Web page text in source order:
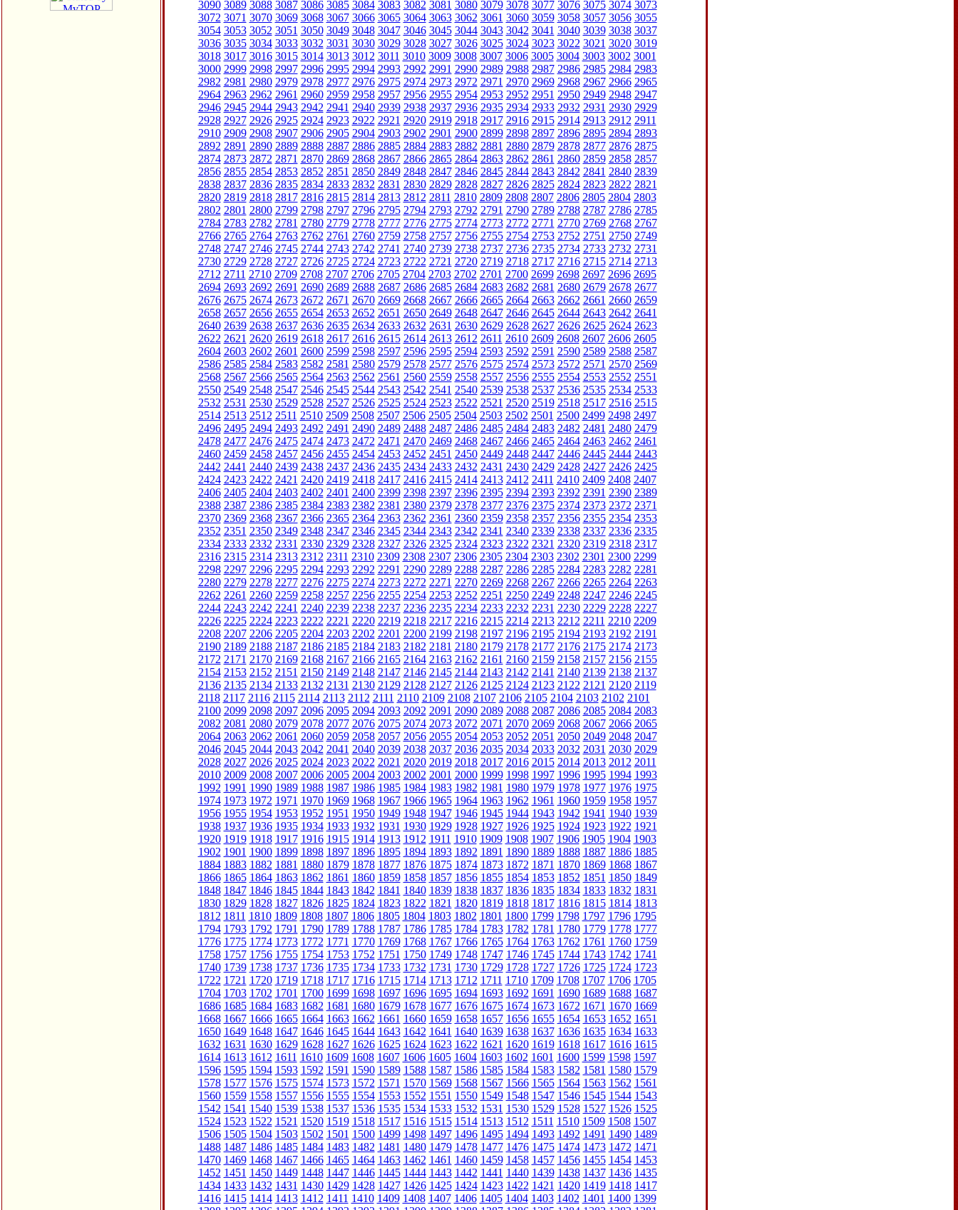
3090 3089 3088 3087 3086 3085 3084 3083 3082 3081 3080 3079 3078 3077 3076 3075 3074 3073
3072 3071 3070 3069 3068 3067 3066 3065 3064 3063 3062 3061 3060 3059 3058 3057 3056 3055
3054 3053 3052 3051 3050 3049 3048 3047 3046 3045 3044 3043 3042 3041 3040 3039 3038 3037
3036 3035 3034 3033 3032 3031 3030 3029 3028 3027 3026 3025 3024 3023 3022 3021 3020 3019
3018 3017 3016 3015 3014 3013 3012 3011 3010 3009 3008 3007 3006 3005 3004 3003 3002 3001
3000 2999 2998 2997 2996 2995 2994 2993 2992 2991 2990 2989 2988 2987 2986 2985 2984 2983
2982 2981 2980 2979 2978 2977 2976 2975 2974 2973 2972 2971 2970 2969 2968 2967 2966 2965
2964 2963 2962 2961 2960 2959 2958 2957 2956 2955 2954 2953 2952 2951 2950 2949 2948 2947
2946 2945 2944 2943 2942 2941 2940 2939 2938 2937 2936 2935 2934 2933 2932 2931 2930 2929
2928 2927 2926 2925 2924 2923 2922 2921 2920 2919 2918 2917 2916 2915 2914 2913 2912 2911
2910 2909 2908 2907 2906 2905 2904 2903 2902 2901 2900 2899 2898 2897 2896 2895 2894 2893
2892 2891 2890 2889 2888 2887 2886 2885 2884 2883 2882 2881 2880 2879 2878 2877 2876 2875
2874 2873 2872 2871 2870 2869 2868 2867 2866 2865 2864 2863 2862 2861 2860 2859 2858 2857
2856 2855 2854 2853 2852 2851 2850 2849 2848 2847 2846 2845 2844 2843 2842 2841 2840 2839
2838 2837 2836 2835 2834 2833 2832 2831 2830 2829 2828 2827 2826 2825 2824 2823 2822 2821
2820 2819 2818 2817 2816 2815 2814 2813 2812 2811 2810 2809 2808 2807 2806 2805 2804 2803
2802 2801 2800 2799 2798 2797 2796 2795 2794 2793 2792 2791 2790 2789 2788 2787 2786 2785
2784 2783 2782 2781 2780 2779 2778 2777 2776 2775 2774 2773 2772 2771 2770 2769 2768 2767
2766 2765 2764 2763 2762 2761 2760 2759 2758 2757 2756 2755 2754 2753 2752 2751 2750 2749
2748 2747 2746 2745 2744 2743 2742 2741 2740 2739 2738 2737 2736 2735 2734 2733 2732 2731
2730 2729 2728 2727 2726 2725 2724 2723 2722 2721 2720 2719 2718 2717 2716 2715 2714 2713
2712 2711 2710 2709 2708 2707 2706 2705 2704 2703 2702 2701 2700 2699 2698 2697 2696 2695
2694 2693 2692 2691 2690 2689 2688 2687 2686 2685 2684 2683 2682 2681 2680 2679 2678 2677
2676 2675 2674 2673 2672 2671 2670 2669 2668 2667 2666 2665 2664 2663 2662 2661 2660 2659
2658 2657 2656 2655 2654 2653 2652 2651 2650 2649 2648 2647 2646 2645 2644 2643 2642 2641
2640 2639 2638 2637 2636 2635 2634 2633 2632 2631 2630 2629 2628 2627 2626 2625 2624 2623
2622 2621 2620 2619 2618 2617 2616 2615 2614 2613 2612 2611 2610 2609 2608 2607 2606 2605
2604 2603 2602 2601 2600 2599 2598 2597 2596 2595 2594 2593 2592 2591 2590 2589 2588 2587
2586 2585 2584 2583 2582 2581 2580 2579 2578 2577 2576 2575 2574 2573 2572 2571 2570 2569
2568 2567 2566 2565 2564 2563 2562 2561 2560 2559 2558 2557 2556 2555 2554 2553 2552 2551
2550 2549 2548 2547 2546 2545 2544 2543 2542 2541 2540 2539 2538 2537 2536 2535 2534 2533
2532 2531 2530 2529 2528 2527 2526 2525 2524 2523 2522 2521 2520 2519 2518 2517 2516 2515
2514 2513 2512 2511 2510 2509 2508 2507 2506 2505 2504 2503 2502 2501 2500 2499 2498 2497
2496 2495 2494 2493 2492 2491 2490 2489 2488 2487 2486 2485 2484 2483 2482 2481 2480 2479
2478 2477 2476 2475 2474 2473 2472 2471 2470 2469 2468 2467 2466 2465 2464 2463 2462 2461
2460 2459 2458 2457 2456 2455 2454 2453 2452 2451 2450 2449 2448 2447 2446 2445 2444 2443
2442 2441 2440 2439 2438 2437 2436 2435 2434 2433 2432 2431 2430 2429 2428 2427 2426 2425
2424 2423 2422 2421 2420 2419 2418 2417 2416 2415 2414 2413 2412 2411 2410 2409 2408 2407
2406 2405 2404 2403 2402 2401 2400 2399 2398 2397 2396 2395 2394 2393 2392 2391 2390 2389
2388 2387 2386 2385 2384 2383 2382 2381 2380 2379 2378 2377 2376 2375 2374 2373 2372 2371
2370 2369 2368 2367 2366 2365 2364 2363 2362 2361 2360 2359 2358 2357 2356 2355 2354 2353
2352 2351 2350 2349 2348 2347 2346 2345 2344 2343 2342 2341 2340 2339 2338 2337 2336 2335
2334 2333 2332 2331 2330 2329 2328 2327 2326 2325 2324 2323 2322 2321 2320 2319 2318 2317
2316 2315 2314 2313 2312 2311 2310 2309 2308 2307 2306 2305 2304 2303 2302 2301 2300 2299
2298 2297 2296 2295 2294 2293 2292 2291 2290 2289 2288 2287 2286 2285 2284 2283 2282 2281
2280 2279 2278 2277 2276 2275 2274 2273 2272 2271 2270 2269 2268 2267 2266 2265 2264 2263
2262 2261 2260 2259 2258 2257 2256 2255 2254 2253 2252 2251 2250 2249 2248 2247 2246 2245
2244 2243 2242 2241 2240 2239 2238 2237 2236 2235 2234 2233 2232 2231 2230 2229 2228 2227
2226 2225 2224 2223 2222 2221 2220 2219 2218 2217 2216 2215 2214 2213 2212 2211 2210 2209
2208 2207 2206 2205 2204 2203 2202 2201 2200 2199 2198 2197 2196 2195 2194 2193 2192 2191
2190 2189 2188 2187 2186 2185 2184 2183 2182 2181 2180 2179 2178 2177 2176 2175 2174 2173
2172 2171 2170 2169 2168 2167 2166 2165 2164 2163 2162 2161 2160 2159 2158 2157 2156 2155
2154 2153 2152 2151 2150 2149 2148 2147 2146 2145 2144 2143 2142 2141 2140 2139 2138 2137
2136 2135 2134 2133 2132 2131 2130 2129 2128 2127 2126 2125 2124 2123 2122 2121 2120 2119
2118 2117 2116 2115 2114 2113 2112 2111 2110 2109 2108 2107 2106 2105 2104 2103 2102 2101
2100 2099 2098 2097 2096 2095 2094 2093 2092 2091 2090 2089 2088 2087 2086 2085 2084 2083
2082 2081 2080 2079 2078 2077 2076 2075 2074 2073 2072 2071 2070 2069 2068 2067 2066 2065
2064 2063 2062 2061 2060 2059 2058 2057 2056 2055 2054 2053 2052 2051 2050 2049 2048 2047
2046 2045 2044 2043 2042 2041 2040 2039 2038 2037 2036 2035 2034 2033 2032 2031 2030 2029
2028 2027 2026 2025 2024 2023 2022 2021 2020 2019 2018 2017 2016 2015 2014 2013 2012 2011
2010 2009 2008 2007 2006 2005 2004 2003 2002 2001 2000 1999 1998 1997 1996 1995 1994 1993
1992 1991 1990 1989 1988 1987 1986 1985 1984 1983 1982 1981 1980 1979 1978 1977 1976 1975
1974 1973 1972 1971 1970 1969 1968 1967 1966 1965 1964 1963 1962 1961 1960 1959 1958 1957
1956 1955 1954 1953 1952 1951 1950 1949 1948 1947 1946 1945 1944 1943 1942 1941 1940 1939
1938 1937 1936 1935 1934 1933 1932 1931 1930 1929 1928 1927 1926 1925 1924 1923 1922 1921
1920 1919 1918 1917 1916 1915 1914 1913 1912 1911 1910 1909 1908 1907 1906 1905 1904 1903
1902 1901 1900 1899 1898 1897 1896 1895 1894 1893 1892 1891 1890 1889 1888 1887 1886 1885
1884 1883 1882 1881 1880 1879 1878 1877 1876 1875 1874 1873 1872 1871 1870 1869 1868 1867
1866 1865 1864 1863 1862 1861 1860 1859 1858 1857 1856 1855 1854 1853 1852 1851 1850 1849
1848 1847 1846 1845 1844 1843 1842 1841 1840 1839 1838 1837 1836 1835 1834 1833 1832 1831
1830 1829 1828 1827 1826 1825 1824 1823 1822 1821 1820 1819 1818 1817 1816 1815 1814 1813
1812 1811 1810 1809 1808 1807 1806 1805 1804 1803 1802 1801 1800 1799 1798 1797 1796 1795
1794 1793 1792 1791 1790 1789 1788 1787 1786 1785 1784 1783 1782 1781 1780 1779 1778 1777
1776 1775 1774 1773 1772 1771 1770 1769 1768 1767 1766 1765 1764 1763 1762 1761 1760 1759
1758 1757 1756 1755 1754 1753 1752 1751 1750 1749 1748 1747 1746 1745 1744 1743 1742 1741
1740 1739 1738 1737 1736 1735 1734 1733 1732 1731 1730 1729 1728 1727 1726 1725 1724 1723
1722 1721 1720 1719 1718 1717 1716 1715 1714 1713 1712 1711 1710 1709 1708 1707 1706 1705
1704 1703 1702 1701 1700 1699 1698 1697 1696 1695 1694 1693 1692 1691 1690 1689 1688 1687
1686 1685 1684 1683 1682 1681 1680 1679 1678 1677 1676 1675 1674 1673 1672 1671 1670 1669
1668 1667 1666 1665 1664 1663 1662 1661 1660 1659 1658 1657 1656 1655 1654 1653 1652 1651
1650 1649 1648 1647 1646 1645 1644 1643 1642 1641 1640 1639 1638 1637 1636 1635 1634 1633
1632 1631 1630 1629 1628 1627 1626 1625 1624 1623 1622 1621 1620 1619 1618 1617 1616 1615
1614 1613 1612 1611 1610 1609 1608 1607 1606 1605 1604 1603 1602 1601 1600 1599 1598 1597
1596 1595 1594 1593 1592 1591 1590 1589 1588 1587 1586 1585 1584 1583 1582 1581 1580 1579
1578 1577 1576 1575 1574 1573 1572 1571 1570 1569 1568 1567 1566 1565 1564 1563 1562 1561
1560 1559 1558 1557 1556 1555 1554 1553 1552 1551 1550 1549 1548 1547 1546 1545 1544 1543
1542 1541 1540 1539 1538 1537 1536 1535 1534 1533 1532 1531 1530 1529 1528 1527 1526 1525
1524 1523 1522 1521 1520 1519 1518 1517 1516 1515 1514 1513 1512 1511 1510 1509 1508 1507
1506 1505 1504 1503 1502 1501 1500 1499 1498 1497 1496 1495 1494 1493 1492 1491 1490 1489
1488 1487 1486 1485 1484 1483 1482 1481 1480 1479 1478 1477 1476 1475 1474 1473 1472 1471
1470 1469 1468 1467 1466 1465 1464 1463 1462 1461 1460 1459 1458 1457 1456 1455 1454 1453
1452 1451 1450 1449 1448 1447 1446 1445 1444 1443 1442 1441 1440 1439 1438 1437 1436 1435
1434 1433 1432 1431 1430 1429 1428 1427 1426 1425 1424 1423 1422 1421 1420 1419 1418 1417
1416 1415 1414 1413 1412 1411 1410 1409 1408 1407 1406 1405 1404 1403 1402 1401 1400 1399